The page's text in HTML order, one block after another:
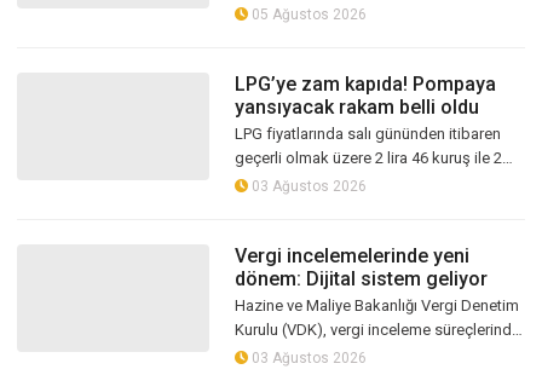
katsayısındaki yeni düzenleme
05 Ağustos 2026
LPG’ye zam kapıda! Pompaya
yansıyacak rakam belli oldu
LPG fiyatlarında salı gününden itibaren
geçerli olmak üzere 2 lira 46 kuruş ile 2
lira 51 kuruş arasında zam bekleniyor.
03 Ağustos 2026
Vergi incelemelerinde yeni
dönem: Dijital sistem geliyor
Hazine ve Maliye Bakanlığı Vergi Denetim
Kurulu (VDK), vergi inceleme süreçlerinde
dijitalleşmeyi artıracak yeni uygulamayı
03 Ağustos 2026